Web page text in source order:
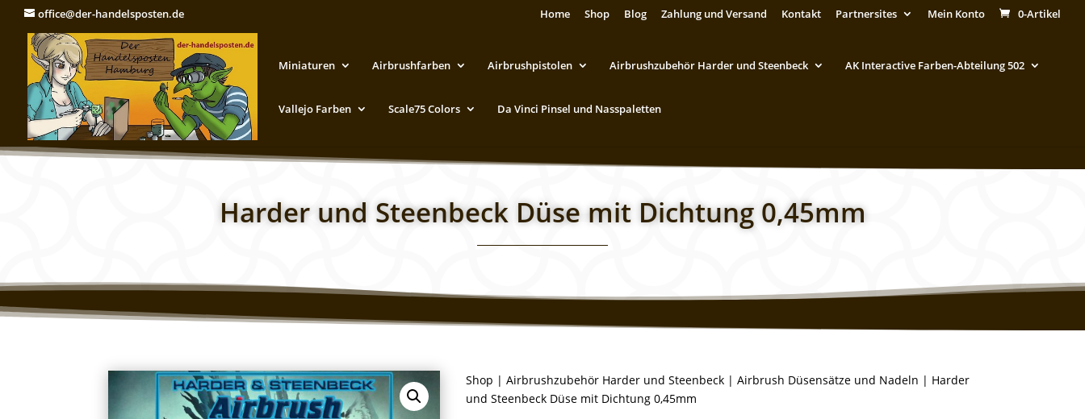
office@der-handelsposten.de Home Shop Blog Zahlung und Versand Kontakt Partnersites Mein Konto 0-Artikel
Miniaturen Airbrushfarben Airbrushpistolen Airbrushzubehör Harder und Steenbeck AK Interactive Farben-Abteilung 502
Vallejo Farben Scale75 Colors Da Vinci Pinsel und Nasspaletten
Harder und Steenbeck Düse mit Dichtung 0,45mm
Shop |Airbrushzubehör Harder und Steenbeck |Airbrush Düsensätze und Nadeln | Harder
und Steenbeck Düse mit Dichtung 0,45mm